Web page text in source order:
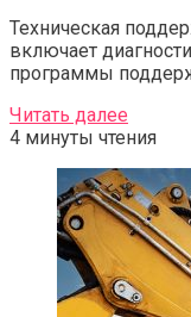
Техническая
включает
программы
Читать далее
4 минуты чтения